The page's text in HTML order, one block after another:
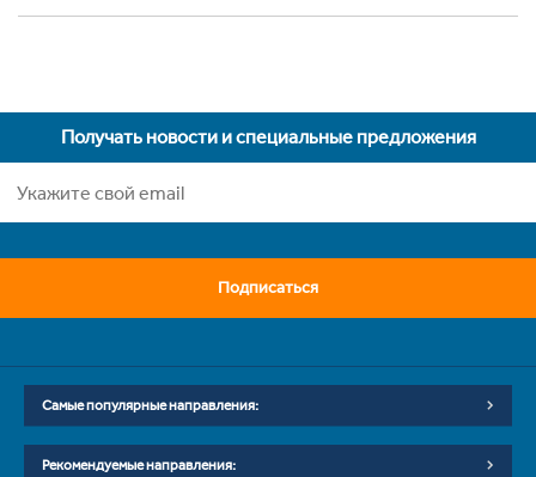
Получать новости и специальные предложения
Подписаться
Самые популярные направления:
Рекомендуемые направления: